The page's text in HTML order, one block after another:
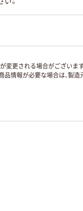
変更される場合がございま
情報が必要な場合は、製造